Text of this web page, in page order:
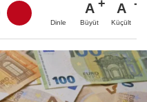
Dinle
A
Büyüt
A
Küçült